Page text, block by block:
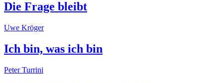
Die Frage bleibt
Uwe Kröger
Ich bin, was ich bin
Peter Turrini